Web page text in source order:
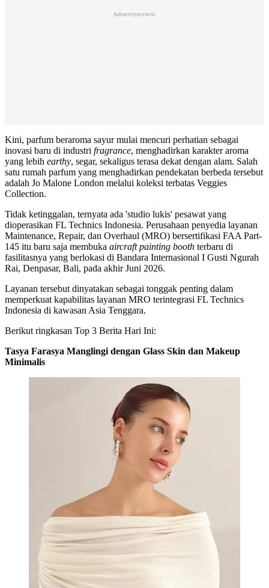
Advertisement
Kini, parfum beraroma sayur mulai mencuri perhatian sebagai
inovasi baru di industri fragrance, menghadirkan karakter aroma
yang lebih earthy, segar, sekaligus terasa dekat dengan alam. Salah
satu rumah parfum yang menghadirkan pendekatan berbeda tersebut
adalah Jo Malone London melalui koleksi terbatas Veggies
Collection.
Tidak ketinggalan, ternyata ada 'studio lukis' pesawat yang
dioperasikan FL Technics Indonesia. Perusahaan penyedia layanan
Maintenance, Repair, dan Overhaul (MRO) bersertifikasi FAA Part-
145 itu baru saja membuka aircraft painting booth terbaru di
fasilitasnya yang berlokasi di Bandara Internasional I Gusti Ngurah
Rai, Denpasar, Bali, pada akhir Juni 2026.
Layanan tersebut dinyatakan sebagai tonggak penting dalam
memperkuat kapabilitas layanan MRO terintegrasi FL Technics
Indonesia di kawasan Asia Tenggara.
Berikut ringkasan Top 3 Berita Hari Ini:
Tasya Farasya Manglingi dengan Glass Skin dan Makeup
Minimalis
Biasanya tampil dengan glam makeup, Tasya Farasya
kini tampil menawan dengan glass skin